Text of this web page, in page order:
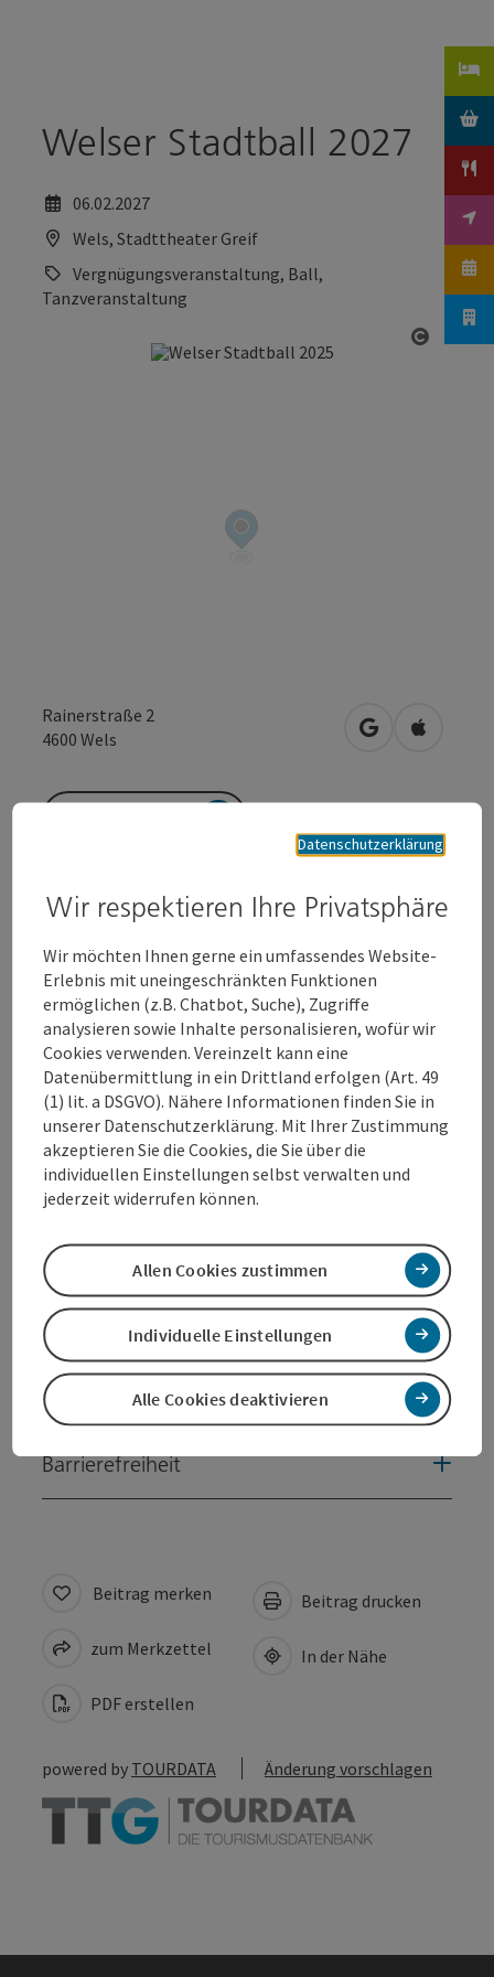
Welser Stadtball 2027
06.02.2027
Wels, Stadttheater Greif
Vergnügungsveranstaltung, Ball,
Tanzveranstaltung
Rainerstraße 2
4600 Wels in Googlein Apple
Veranstaltungsinformationen
Infos folgen.........
Kontakt
Veranstaltungsort
Anreise/Lage
Preise
Eignung
Barrierefreiheit
Beitrag merken
zum Merkzettel
PDF erstellen
Beitrag drucken
In der Nähe
powered by TOURDATA Änderung vorschlagen
Datenschutzerklärung
Wir respektieren Ihre Privatsphäre
Wir möchten Ihnen gerne ein umfassendes Website-
Erlebnis mit uneingeschränkten Funktionen
ermöglichen (z.B. Chatbot, Suche), Zugriffe
analysieren sowie Inhalte personalisieren, wofür wir
Cookies verwenden. Vereinzelt kann eine
Datenübermittlung in ein Drittland erfolgen (Art. 49
(1) lit. a DSGVO). Nähere Informationen finden Sie in
unserer Datenschutzerklärung. Mit Ihrer Zustimmung
akzeptieren Sie die Cookies, die Sie über die
individuellen Einstellungen selbst verwalten und
jederzeit widerrufen können.
Alle Cookies deaktivieren
Individuelle Einstellungen
Allen Cookies zustimmen